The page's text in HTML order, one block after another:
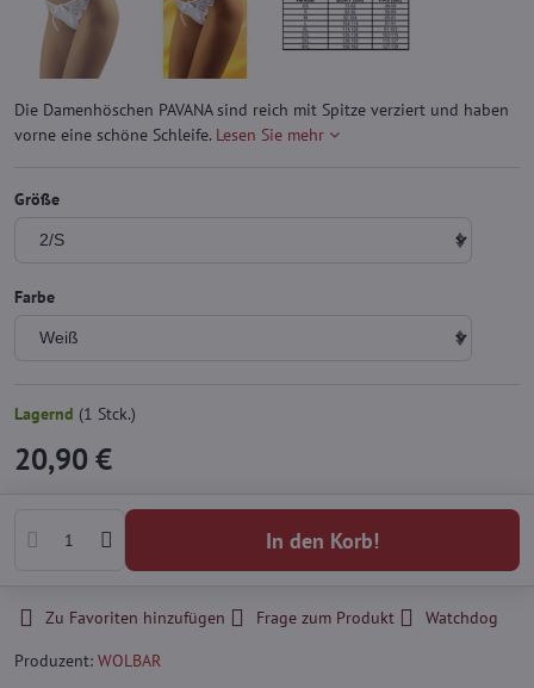
Die Damenhöschen PAVANA sind reich mit Spitze verziert und haben
vorne eine schöne Schleife. Lesen Sie mehr
Größe
Farbe
Lagernd (1 Stck.)
20,90 €
In den Korb!
Zu Favoriten hinzufügen Frage zum Produkt
Watchdog
Produzent: WOLBAR